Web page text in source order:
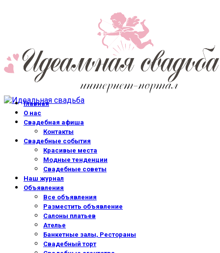
Главная
О нас
Свадебная афиша
Контакты
Свадебные события
Красивые места
Модные тенденции
Свадебные советы
Наш журнал
Объявления
Все объявления
Разместить объявление
Салоны платьев
Ателье
Банкетные залы, Рестораны
Свадебный торт